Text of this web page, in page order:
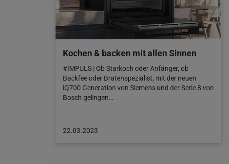
Kochen & backen mit allen Sinnen
#IMPULS | Ob Starkoch oder Anfänger, ob
Backfee oder Bratenspezialist, mit der neuen
iQ700 Generation von Siemens und der Serie 8 von
Bosch gelingen…
Beitrag
22.03.2023